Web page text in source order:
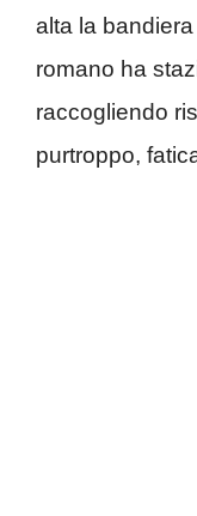
alta la
romano ha
raccogliendo
purtroppo,